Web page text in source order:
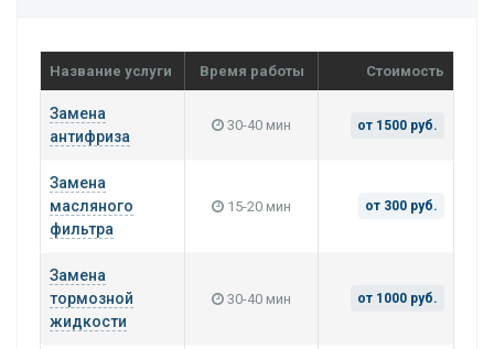
Название услуги Время работы Стоимость
Замена
антифриза
30-40 мин от 1500 руб.
Замена
масляного
фильтра
15-20 мин от 300 руб.
Замена
тормозной
жидкости
30-40 мин от 1000 руб.